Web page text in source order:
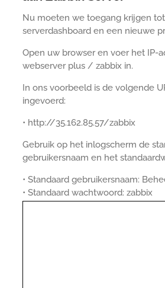
Nu moeten we toegang krijgen
serverdashboard en een nieuwe
Open uw browser en voer het IP-
webserver plus / zabbix in.
In ons voorbeeld is de volgende
ingevoerd:
• http://35.162.85.57/zabbix
Gebruik op het inlogscherm de
gebruikersnaam en het
• Standaard gebruikersnaam:
• Standaard wachtwoord: zabbix